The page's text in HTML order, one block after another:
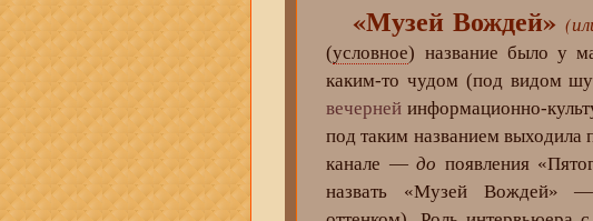
«Музей Вождей»
(условное) название было у
каким-то чудом (под видом
вечерней информационно-
под таким названием выходила
канале —до появления
назвать «Музей Вождей»